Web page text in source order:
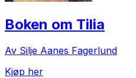
Boken om Tilia
Av Silje Aanes Fagerlund
Kjøp her